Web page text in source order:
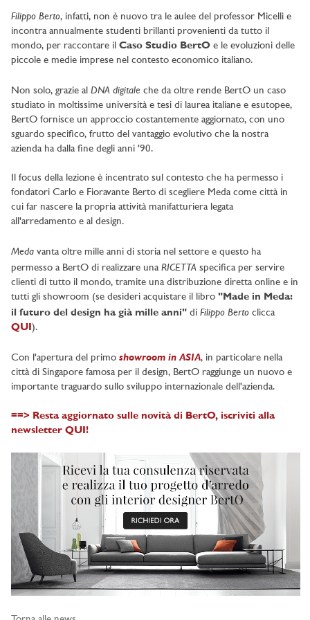
Filippo Berto, infatti, non è nuovo tra le aulee del professor Micelli e
incontra annualmente studenti brillanti provenienti da tutto il
mondo, per raccontare il Caso Studio BertO e le evoluzioni delle
piccole e medie imprese nel contesto economico italiano.
Non solo, grazie al DNA digitale che da oltre rende BertO un caso
studiato in moltissime università e tesi di laurea italiane e esutopee,
BertO fornisce un approccio costantemente aggiornato, con uno
sguardo specifico, frutto del vantaggio evolutivo che la nostra
azienda ha dalla fine degli anni '90.
Il focus della lezione è incentrato sul contesto che ha permesso i
fondatori Carlo e Fioravante Berto di scegliere Meda come città in
cui far nascere la propria attività manifatturiera legata
all'arredamento e al design.
Meda vanta oltre mille anni di storia nel settore e questo ha
permesso a BertO di realizzare una RICETTA specifica per servire
clienti di tutto il mondo, tramite una distribuzione diretta online e in
tutti gli showroom (se desideri acquistare il libro "Made in Meda:
il futuro del design ha già mille anni" di Filippo Berto clicca
QUI).
Con l'apertura del primo showroom in ASIA, in particolare nella
città di Singapore famosa per il design, BertO raggiunge un nuovo e
importante traguardo sullo sviluppo internazionale dell'azienda.
==> Resta aggiornato sulle novità di BertO, iscriviti alla
newsletter QUI!